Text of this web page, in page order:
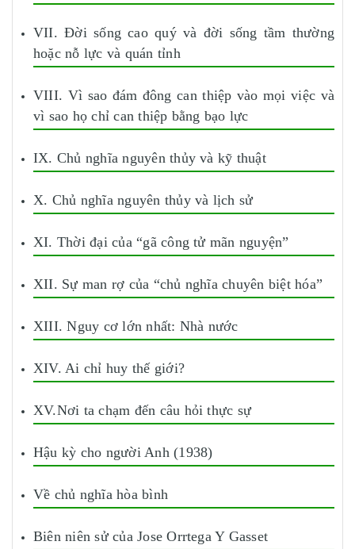
VII. Đời sống cao quý và đời sống tầm thường
hoặc nỗ lực và quán tỉnh
VIII. Vì sao đám đông can thiệp vào mọi việc và
vì sao họ chỉ can thiệp bằng bạo lực
IX. Chủ nghĩa nguyên thủy và kỹ thuật
X. Chủ nghĩa nguyên thủy và lịch sử
XI. Thời đại của “gã công tử mãn nguyện”
XII. Sự man rợ của “chủ nghĩa chuyên biệt hóa”
XIII. Nguy cơ lớn nhất: Nhà nước
XIV. Ai chỉ huy thế giới?
XV.Nơi ta chạm đến câu hỏi thực sự
Hậu kỳ cho người Anh (1938)
Về chủ nghĩa hòa bình
Biên niên sử của Jose Orrtega Y Gasset